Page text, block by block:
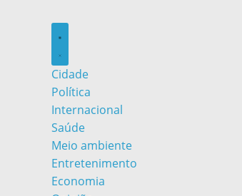
Cidade
Política
Internacional
Saúde
Meio ambiente
Entretenimento
Economia